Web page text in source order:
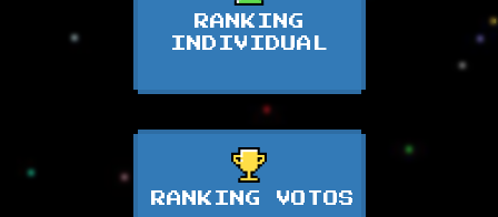
RANKING
INDIVIDUAL
RANKING VOTOS